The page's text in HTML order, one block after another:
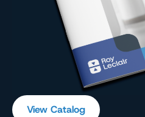
View Catalog